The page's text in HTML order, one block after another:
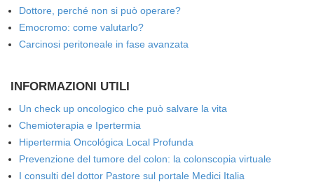
Dottore, perché non si può operare?
Emocromo: come valutarlo?
Carcinosi peritoneale in fase avanzata
INFORMAZIONI UTILI
Un check up oncologico che può salvare la vita
Chemioterapia e Ipertermia
Hipertermia Oncológica Local Profunda
Prevenzione del tumore del colon: la colonscopia virtuale
I consulti del dottor Pastore sul portale Medici Italia